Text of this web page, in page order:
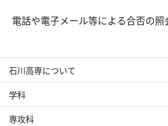
交通アクセス
電話や電子メール等による合否の照
石川高専について
学科
専攻科